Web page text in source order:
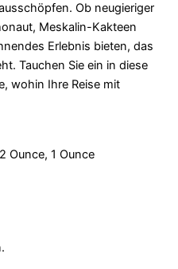
Ob neugieriger
Meskalin-Kakteen
Erlebnis bieten, das
Tauchen Sie ein in diese
wohin Ihre Reise mit
Ounce, 1 Ounce